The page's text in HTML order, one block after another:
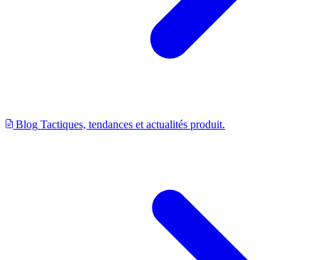
Blog Tactiques, tendances et actualités produit.